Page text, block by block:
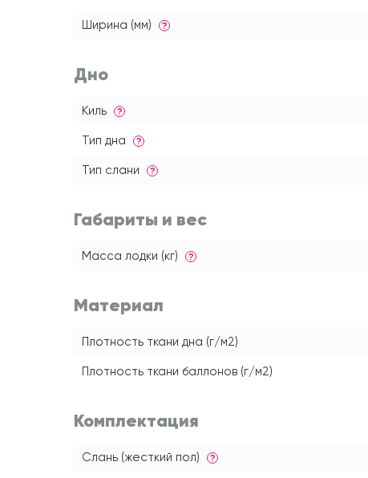
Ширина (мм) ?
Дно
Киль ?
Тип дна ?
Тип слани ?
Габариты и вес
Масса лодки (кг) ?
Материал
Плотность ткани дна (г/м2)
Плотность ткани баллонов (г/м2)
Комплектация
Слань (жесткий пол) ?